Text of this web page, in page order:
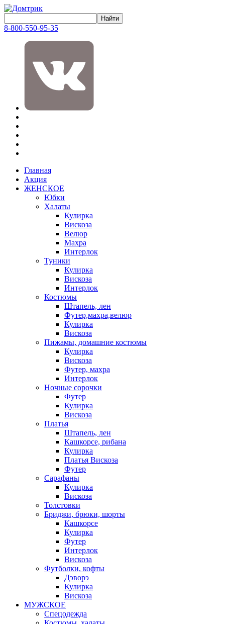
8-800-550-95-35
Главная
Акция
ЖЕНСКОЕ
Юбки
Халаты
Кулирка
Вискоза
Велюр
Махра
Интерлок
Туники
Кулирка
Вискоза
Интерлок
Костюмы
Штапель, лен
Футер,махра,велюр
Кулирка
Вискоза
Пижамы, домашние костюмы
Кулирка
Вискоза
Футер, махра
Интерлок
Ночные сорочки
Футер
Кулирка
Вискоза
Платья
Штапель, лен
Кашкорсе, рибана
Кулирка
Платья Вискоза
Футер
Сарафаны
Кулирка
Вискоза
Толстовки
Бриджи, брюки, шорты
Кашкорсе
Кулирка
Футер
Интерлок
Вискоза
Футболки, кофты
Дэворэ
Кулирка
Вискоза
МУЖСКОЕ
Спецодежда